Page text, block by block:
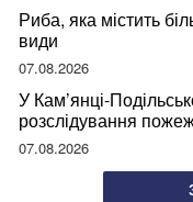
Риба, яка містить
види
07.08.2026
У Кам’янці-
розслідування
07.08.2026